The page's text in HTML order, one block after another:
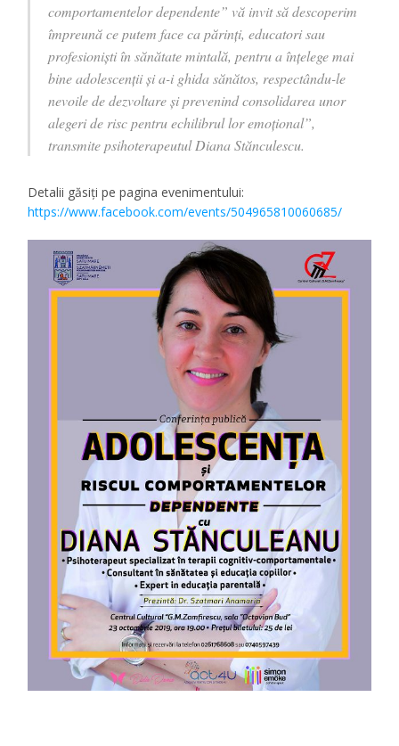
comportamentelor dependente” vă invit să descoperim
împreună ce putem face ca părinți, educatori sau
profesioniști în sănătate mintală, pentru a înțelege mai
bine adolescenții și a-i ghida sănătos, respectându-le
nevoile de dezvoltare și prevenind consolidarea unor
alegeri de risc pentru echilibrul lor emoțional”,
transmite psihoterapeutul Diana Stănculescu.
Detalii găsiți pe pagina evenimentului:
https://www.facebook.com/events/504965810060685/